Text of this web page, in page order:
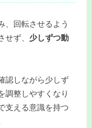
、回転させるよう
せず、 少しずつ動
認しながら少しず
調整しやすくなり
支える意識を持つ